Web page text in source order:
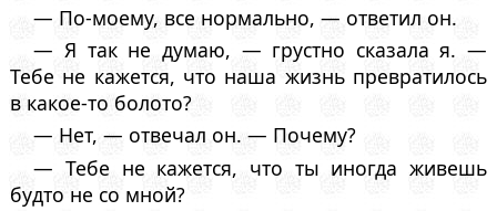
— По-моему, все нормально, — ответил он.
— Я так не думаю, — грустно сказала я. —
Тебе не кажется, что наша жизнь превратилось
в какое-то болото?
— Нет, — отвечал он. — Почему?
— Тебе не кажется, что ты иногда живешь
будто не со мной?